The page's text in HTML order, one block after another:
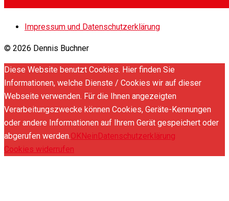
Impressum und Datenschutzerklärung
© 2026 Dennis Buchner
Diese Website benutzt Cookies. Hier finden Sie
Informationen, welche Dienste / Cookies wir auf dieser
Webseite verwenden. Für die Ihnen angezeigten
Verarbeitungszwecke können Cookies, Geräte-Kennungen
oder andere Informationen auf Ihrem Gerät gespeichert oder
abgerufen werden.OKNeinDatenschutzerklärung
Cookies widerrufen